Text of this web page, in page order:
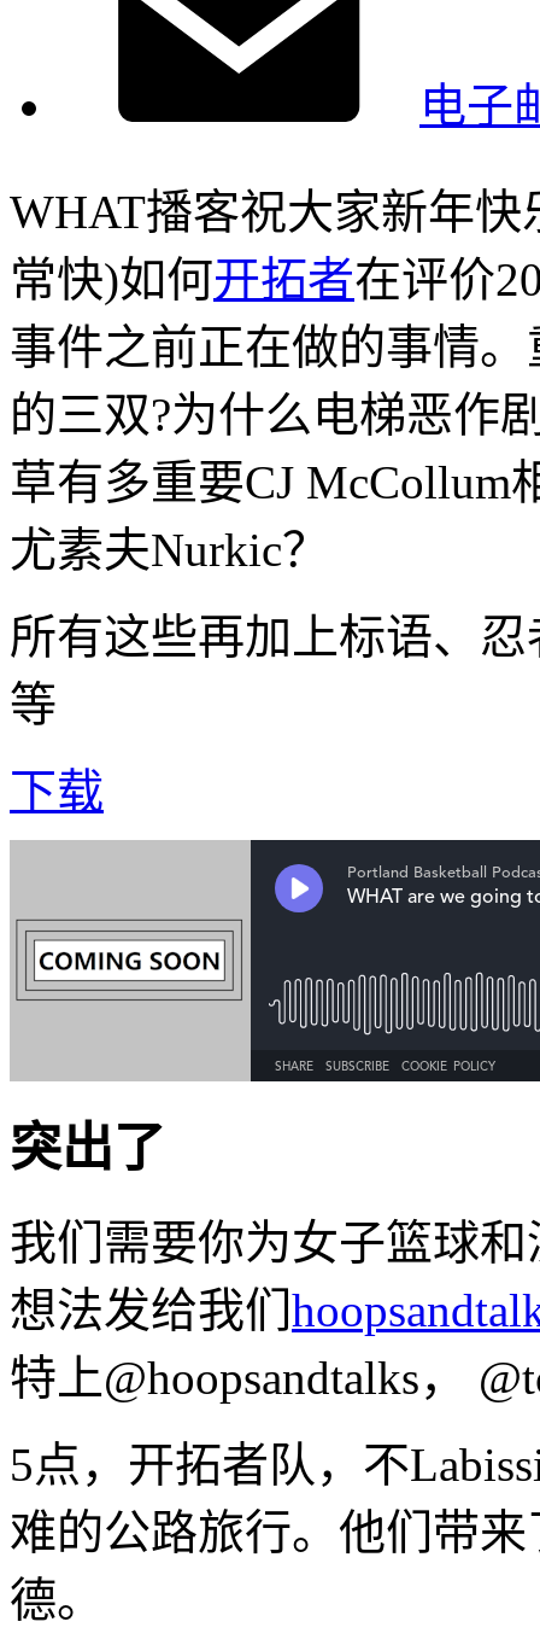
电子
WHAT播客祝大家新年
常快)如何开拓者在评价
事件之前正在做的事情
的三双?为什么电梯恶作
草有多重要CJ McCollum
尤素夫Nurkic？
所有这些再加上标语、
等
下载
突出了
我们需要你为女子篮球
想法发给我们
特上@hoopsandtalks，
5点，开拓者队，不
难的公路旅行。他们带
德。